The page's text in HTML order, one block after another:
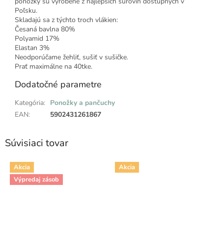
Poľsku.
Skladajú sa z týchto troch vlákien:
Česaná bavlna 80%
Polyamid 17%
Elastan 3%
Neodporúčame žehliť, sušiť v sušičke.
Prať maximálne na 40tke.
Dodatočné parametre
Kategória: Ponožky a pančuchy
EAN: 5902431261867
Súvisiaci tovar
Akcia
Výpredaj zásob
Akcia